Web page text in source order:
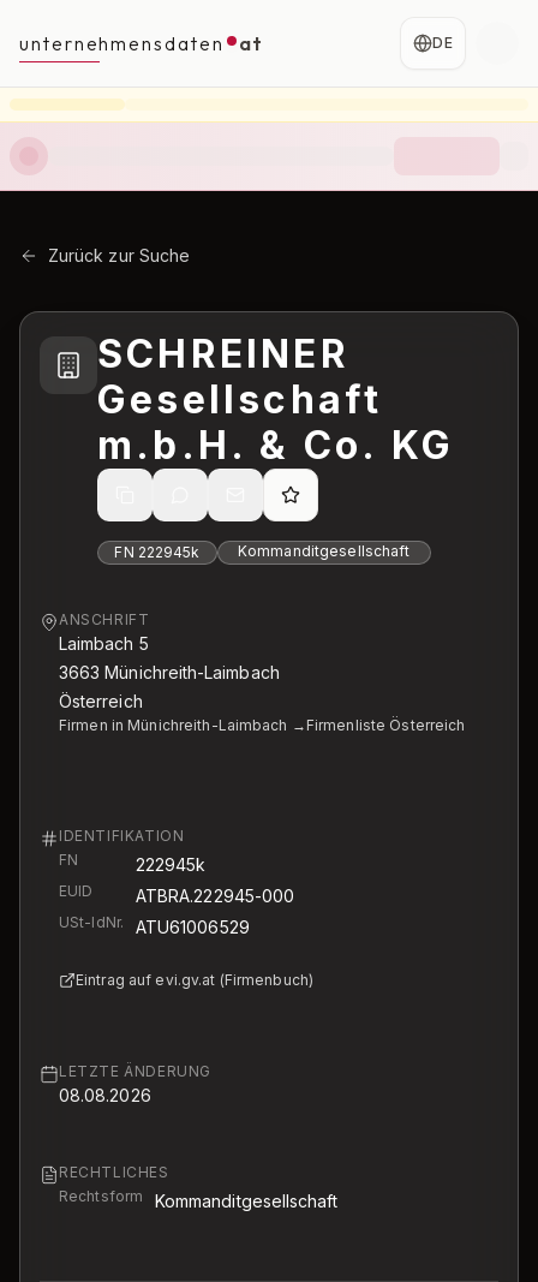
unternehmensdaten at DE
Zurück zur Suche
SCHREINER
Gesellschaft
m.b.H. & Co. KG
FN 222945k Kommanditgesellschaft
ANSCHRIFT
Laimbach 5
3663Münichreith-Laimbach
Österreich
Firmen in Münichreith-Laimbach → Firmenliste Österreich
IDENTIFIKATION
FN
222945k
EUID ATBRA.222945-000
USt-IdNr. ATU61006529
Eintrag auf evi.gv.at (Firmenbuch)
LETZTE ÄNDERUNG
08.08.2026
RECHTLICHES
Rechtsform
Kommanditgesellschaft